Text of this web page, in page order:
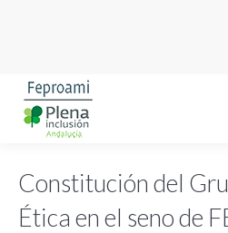
Constitución del
Ética en el seno de